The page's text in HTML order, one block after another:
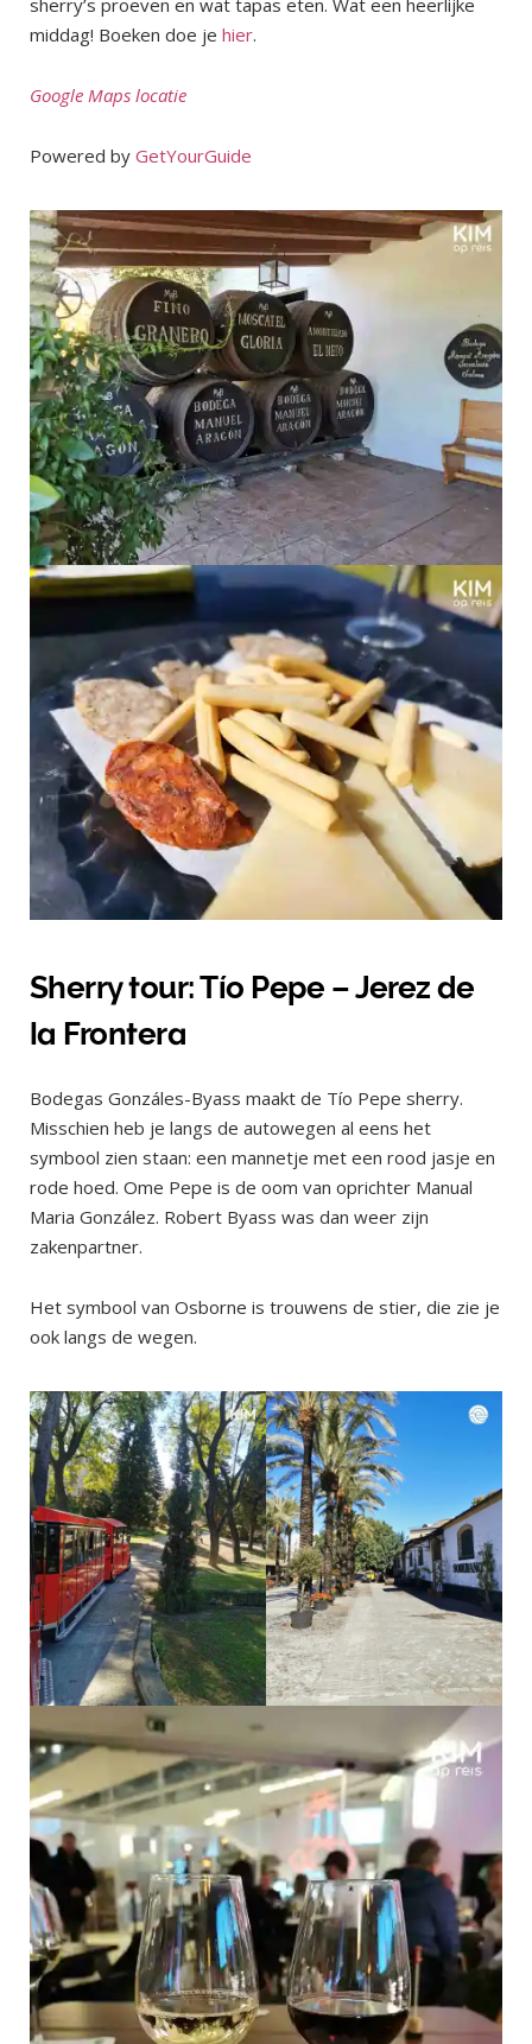
sherry’s proeven en wat tapas eten. Wat een heerlijke
middag! Boeken doe je hier.
Google Maps locatie
Powered by GetYourGuide
Sherry tour: Tío Pepe – Jerez de
la Frontera
Bodegas Gonzáles-Byass maakt de Tío Pepe sherry.
Misschien heb je langs de autowegen al eens het
symbool zien staan: een mannetje met een rood jasje en
rode hoed. Ome Pepe is de oom van oprichter Manual
Maria González. Robert Byass was dan weer zijn
zakenpartner.
Het symbool van Osborne is trouwens de stier, die zie je
ook langs de wegen.